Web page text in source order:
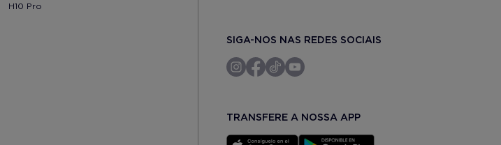
H10 Pro
SIGA-NOS NAS REDES SOCIAIS
TRANSFERE A NOSSA APP